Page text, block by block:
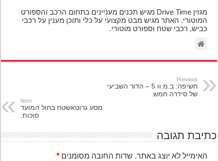
מגזין Drive Time מגיש תכנים מעניינים בתחום הרכב והספורט
המוטורי. האתר מגיש מבט מקצועי על כלי ותוכן מענין על רכבי
כביש, רכבי שטח וספורט מוטורי.
Previous
חשיפה: ב.מ.וו 5 – הדור השביעי
של סידרה חמש.
Next
מסע גרוטאשטח בחול המועד
סוכות.
תגובה
האימייל לא יוצג באתר. שדות החובה מסומנים*